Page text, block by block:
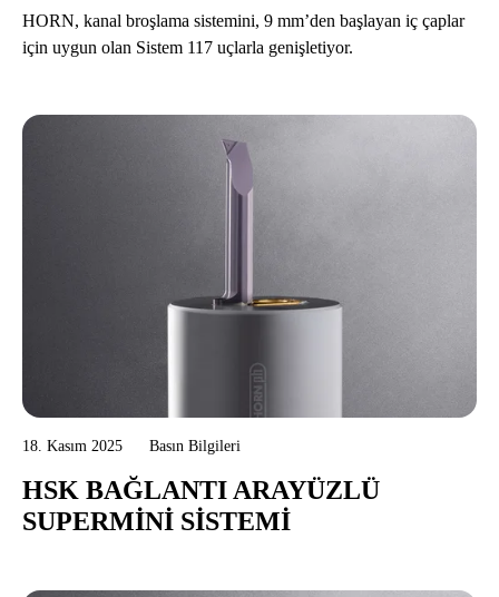
HORN, kanal broşlama sistemini, 9 mm’den başlayan iç çaplar
için uygun olan Sistem 117 uçlarla genişletiyor.
18. Kasım 2025 Basın Bilgileri
HSK BAĞLANTI ARAYÜZLÜ
SUPERMINI SISTEMI